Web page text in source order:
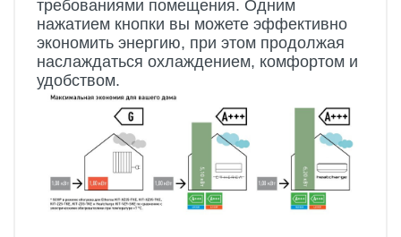
требованиями помещения. Одним
нажатием кнопки вы можете эффективно
экономить энергию, при этом продолжая
наслаждаться охлаждением, комфортом и
удобством.